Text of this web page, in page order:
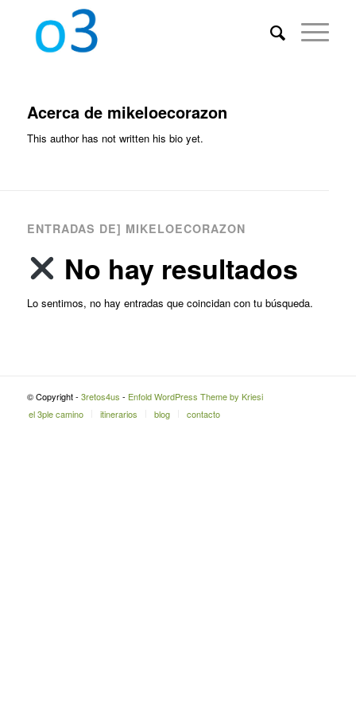
Acerca de mikeloecorazon
This author has not written his bio yet.
ENTRADAS DE] MIKELOECORAZON
No hay resultados
Lo sentimos, no hay entradas que coincidan con tu búsqueda.
© Copyright - 3retos4us - Enfold WordPress Theme by Kriesi
el 3ple camino
itinerarios blog contacto